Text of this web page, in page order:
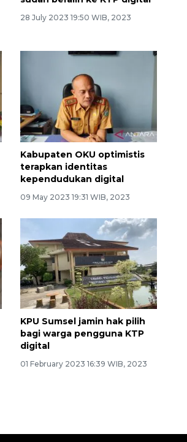
28 July 2023 19:50 WIB, 2023
Kabupaten OKU optimistis
terapkan identitas
kependudukan digital
09 May 2023 19:31 WIB, 2023
KPU Sumsel jamin hak pilih
bagi warga pengguna KTP
digital
01 February 2023 16:39 WIB, 2023